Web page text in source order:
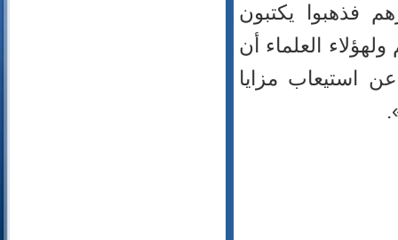
فذهبوا يكتبون
العلماء أن
استيعاب مزايا